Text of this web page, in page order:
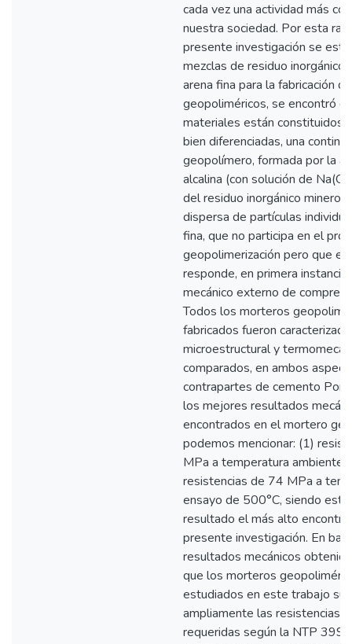
cada vez una actividad más
nuestra sociedad. Por esta
presente investigación se
mezclas de residuo inorgánico
arena fina para la fabricación
geopoliméricos, se encontró
materiales están constituidos
bien diferenciadas, una
geopolímero, formada por la
alcalina (con solución de
del residuo inorgánico minero,
dispersa de partículas
fina, que no participa en el
geopolimerización pero que
responde, en primera
mecánico externo de
Todos los morteros
fabricados fueron
microestructural y
comparados, en ambos
contrapartes de cemento
los mejores resultados
encontrados en el mortero
podemos mencionar: (1)
MPa a temperatura ambiente
resistencias de 74 MPa a
ensayo de 500°C, siendo
resultado el más alto
presente investigación. En
resultados mecánicos
que los morteros
estudiados en este trabajo
ampliamente las resistencias
requeridas según la NTP